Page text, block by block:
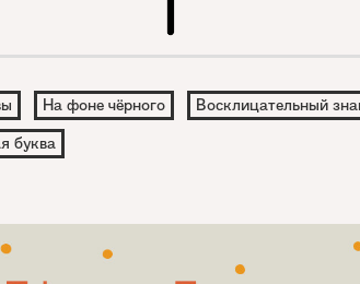
На фоне чёрного Восклицательный
буква